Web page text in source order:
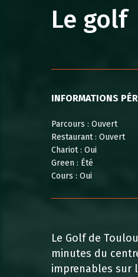
COURS
Le golf
INFORMATIONS
Parcours : Ouvert
Restaurant : Ouvert
Chariot : Oui
Green : Été
Cours : Oui
Le Golf de
minutes du
imprenables sur